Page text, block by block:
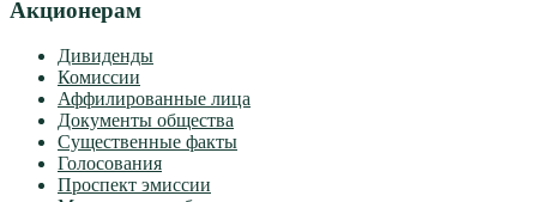
Акционерам
Дивиденды
Комиссии
Аффилированные лица
Документы общества
Существенные факты
Голосования
Проспект эмиссии